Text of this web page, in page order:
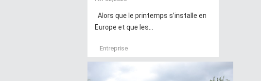
Alors que le printemps s’installe en
Europe et que les...
Entreprise